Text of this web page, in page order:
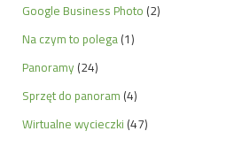
Google Business Photo (2)
Na czym to polega (1)
Panoramy (24)
Sprzęt do panoram (4)
Wirtualne wycieczki (47)